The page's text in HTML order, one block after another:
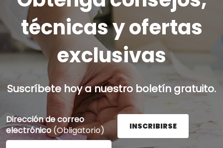
técnicas y ofertas
exclusivas
Suscríbete hoy a nuestro boletín gratuito.
Dirección de correo
electrónico (Obligatorio)
Ingrese su dirección de correo electrónico aquí y
INSCRIBIRSE